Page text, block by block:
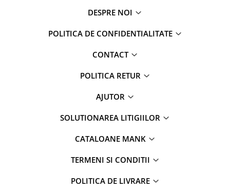
DESPRE NOI
POLITICA DE CONFIDENTIALITATE
CONTACT
POLITICA RETUR
AJUTOR
SOLUTIONAREA LITIGIILOR
CATALOANE MANK
TERMENI SI CONDITII
POLITICA DE LIVRARE